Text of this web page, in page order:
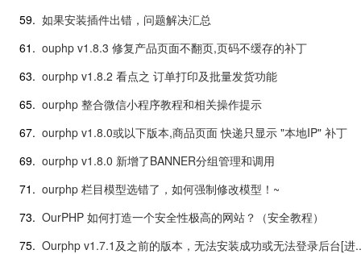
59. 如果安装插件出错，问题解决汇总
61. ouphp v1.8.3 修复产品页面不翻页,页码不缓存的补丁
63. ourphp v1.8.2 看点之 订单打印及批量发货功能
65. ourphp 整合微信小程序教程和相关操作提示
67. ourphp v1.8.0或以下版本,商品页面 快递只显示 "本地IP" 补丁
69. ourphp v1.8.0 新增了BANNER分组管理和调用
71. ourphp 栏目模型选错了，如何强制修改模型！~
73. OurPHP 如何打造一个安全性极高的网站？（安全教程）
75. Ourphp v1.7.1及之前的版本，无法安装成功或无法登录后台[进